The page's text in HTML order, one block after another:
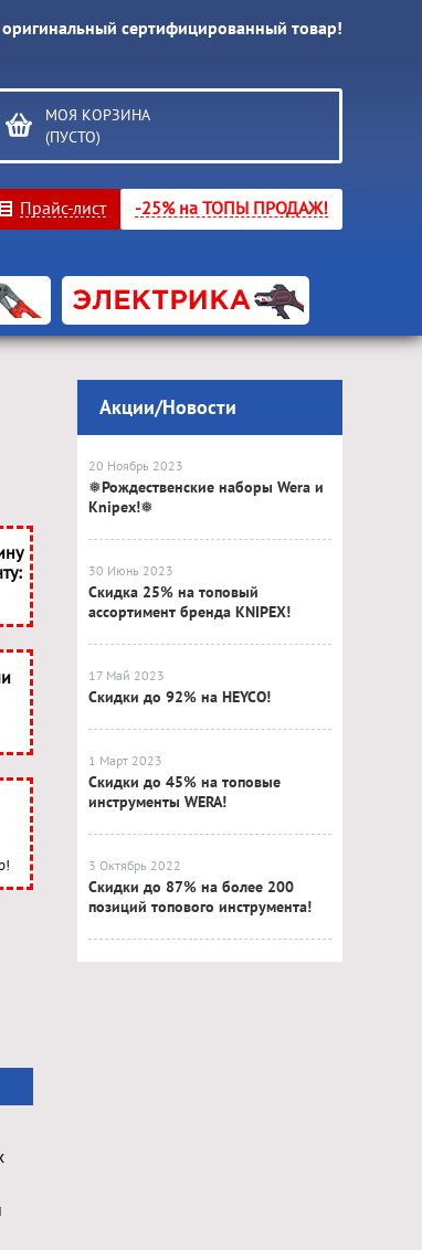
оригинальный сертифицированный товар!
МОЯ КОРЗИНА
(ПУСТО)
Прайс-лист -25% на ТОПЫ ПРОДАЖ!
Акции/Новости
20 Ноябрь 2023
❅Рождественские наборы Wera и
Knipex!❅
30 Июнь 2023
Скидка 25% на топовый
ассортимент бренда KNIPEX!
17 Май 2023
Скидки до 92% на HEYCO!
1 Март 2023
Скидки до 45% на топовые
инструменты WERA!
3 Октябрь 2022
Скидки до 87% на более 200
позиций топового инструмента!